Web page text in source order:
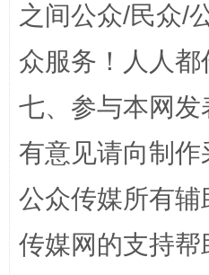
网上购药对药下症？
之间公众/民众/
众服务！人人都
七、参与本网
有意见请向制
公众传媒所有
传媒网的支持